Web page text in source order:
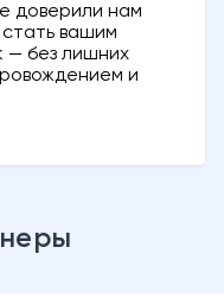
доверили нам
вашим
— без лишних
и